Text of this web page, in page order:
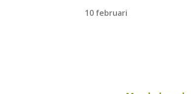
10 februari